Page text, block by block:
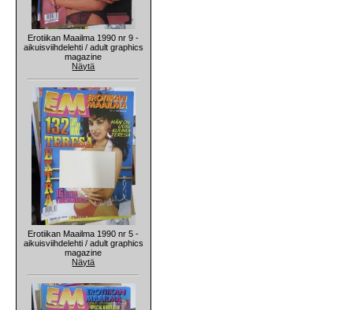
Erotiikan Maailma 1990 nr 9 -
aikuisviihdelehti / adult graphics
magazine
Näytä
Erotiikan Maailma 1990 nr 5 -
aikuisviihdelehti / adult graphics
magazine
Näytä